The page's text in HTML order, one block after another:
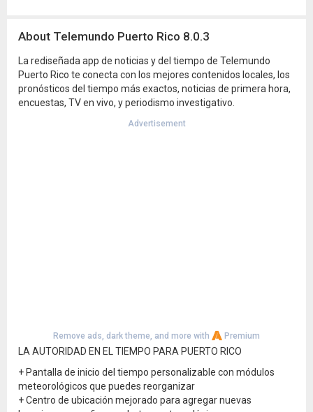
About Telemundo Puerto Rico 8.0.3
La rediseñada app de noticias y del tiempo de Telemundo
Puerto Rico te conecta con los mejores contenidos locales, los
pronósticos del tiempo más exactos, noticias de primera hora,
encuestas, TV en vivo, y periodismo investigativo.
Advertisement
Remove ads, dark theme, and more with Premium
LA AUTORIDAD EN EL TIEMPO PARA PUERTO RICO
+ Pantalla de inicio del tiempo personalizable con módulos
meteorológicos que puedes reorganizar
+ Centro de ubicación mejorado para agregar nuevas